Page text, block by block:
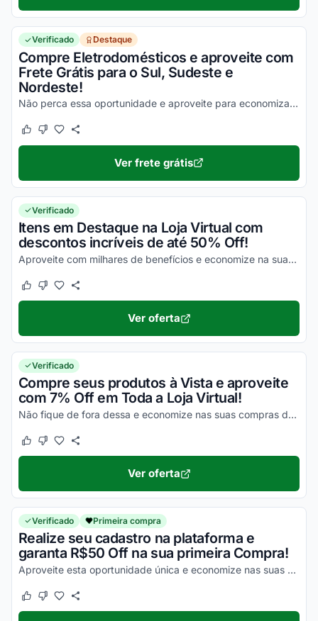
Verificado Destaque
Compre Eletrodomésticos e aproveite com
Frete Grátis para o Sul, Sudeste e
Nordeste!
Não perca essa oportunidade e aproveite para economizar na entrega dos seus pedidos!
Este cupom funcionou
Este cupom não funcionou
Ver frete grátis
Verificado
Itens em Destaque na Loja Virtual com
descontos incríveis de até 50% Off!
Aproveite com milhares de benefícios e economize na suas compras de uma maneira única!
Este cupom funcionou
Este cupom não funcionou
Ver oferta
Verificado
Compre seus produtos à Vista e aproveite
com 7% Off em Toda a Loja Virtual!
Não fique de fora dessa e economize nas suas compras da melhor maneira possível!
Este cupom funcionou
Este cupom não funcionou
Ver oferta
Verificado Primeira compra
Realize seu cadastro na plataforma e
garanta R$50 Off na sua primeira Compra!
Aproveite esta oportunidade única e economize nas suas compras online agora mesmo!
Este cupom funcionou
Este cupom não funcionou